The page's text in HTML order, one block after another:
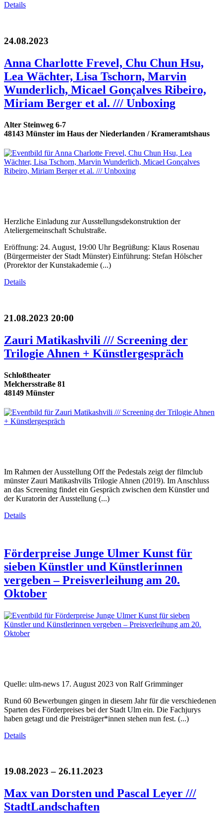
Details
24.08.2023
Anna Charlotte Frevel, Chu Chun Hsu,
Lea Wächter, Lisa Tschorn, Marvin
Wunderlich, Micael Gonçalves Ribeiro,
Miriam Berger et al. /// Unboxing
Alter Steinweg 6-7
48143 Münster im Haus der Niederlanden / Krameramtshaus
Herzliche Einladung zur Ausstellungsdekonstruktion der
Ateliergemeinschaft Schulstraße.
Eröffnung: 24. August, 19:00 Uhr Begrüßung: Klaus Rosenau
(Bürgermeister der Stadt Münster) Einführung: Stefan Hölscher
(Prorektor der Kunstakademie (...)
Details
21.08.2023 20:00
Zauri Matikashvili /// Screening der
Trilogie Ahnen + Künstlergespräch
Schloßtheater
Melchersstraße 81
48149 Münster
Im Rahmen der Ausstellung Off the Pedestals zeigt der filmclub
münster Zauri Matikashvilis Trilogie Ahnen (2019). Im Anschluss
an das Screening findet ein Gespräch zwischen dem Künstler und
der Kuratorin der Ausstellung (...)
Details
Förderpreise Junge Ulmer Kunst für
sieben Künstler und Künstlerinnen
vergeben – Preisverleihung am 20.
Oktober
Quelle: ulm-news 17. August 2023 von Ralf Grimminger
Rund 60 Bewerbungen gingen in diesem Jahr für die verschiedenen
Sparten des Förderpreises bei der Stadt Ulm ein. Die Fachjurys
haben getagt und die Preisträger*innen stehen nun fest. (...)
Details
19.08.2023 – 26.11.2023
Max van Dorsten und Pascal Leyer ///
StadtLandschaften